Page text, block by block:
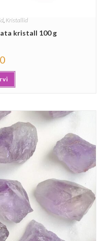
, Kristallid
kristall 100 g